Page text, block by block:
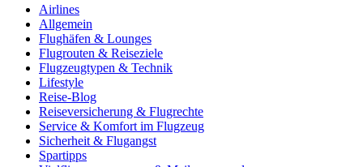
Airlines
Allgemein
Flughäfen & Lounges
Flugrouten & Reiseziele
Flugzeugtypen & Technik
Lifestyle
Reise-Blog
Reiseversicherung & Flugrechte
Service & Komfort im Flugzeug
Sicherheit & Flugangst
Spartipps